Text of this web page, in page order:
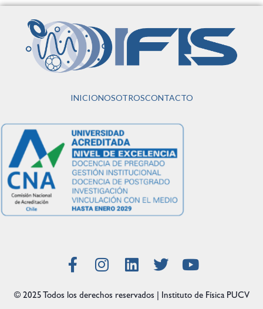
INICIONOSOTROSCONTACTO
© 2025 Todos los derechos reservados | Instituto de Física PUCV